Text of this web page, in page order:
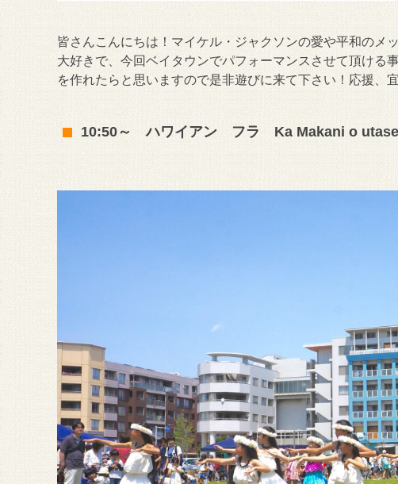
皆さんこんにちは！マイケル・ジャクソンの愛や平和のメ
大好きで、今回ベイタウンでパフォーマンスさせて頂ける
を作れたらと思いますので是非遊びに来て下さい！応援、
10:50～ ハワイアン フラ Ka Makani o utase